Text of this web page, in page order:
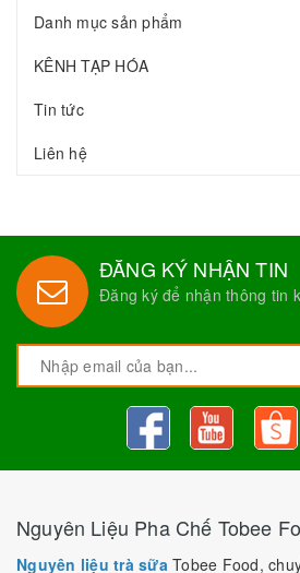
Danh mục sản phẩm
KÊNH TẠP HÓA
Tin tức
Liên hệ
ĐĂNG KÝ NHẬN TIN
Đăng ký để nhận thông tin
Nguyên Liệu Pha Chế Tobee
Nguyên liệu trà sữaTobee Food,